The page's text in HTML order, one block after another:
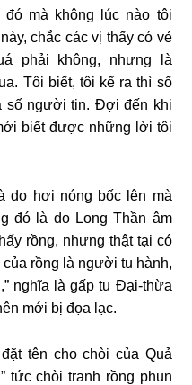
mà không lúc nào tôi
chắc các vị thấy có vẻ
phải không, nhưng là
Tôi biết, tôi kể ra thì số
số người tin. Đợi đến khi
biết được những lời tôi
do hơi nóng bốc lên mà
đó là do Long Thần âm
rồng, nhưng thật tại có
rồng là người tu hành,
nghĩa là gấp tu Đại-thừa
mới bị đọa lạc.
tên cho chòi của Quả
tức chòi tranh rồng phun